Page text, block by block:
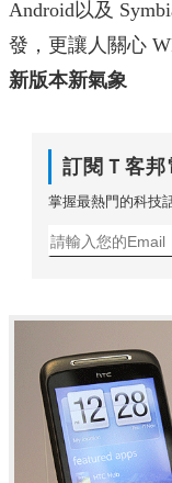
Android 以及
發，更讓人關心
新版本新氣象
訂閱Ｔ客邦
掌握最熱門的科技